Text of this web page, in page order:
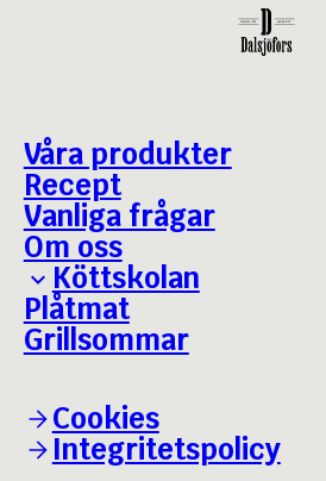
Våra produkter
Recept
Vanliga frågar
Om oss
Köttskolan
Grillguiden
Bäst i test - Julskinka
Plåtmat
Grillsommar
Cookies
Integritetspolicy